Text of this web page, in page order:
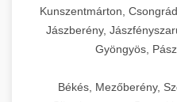
Kunszentmárton,
Jászberény,
Gyöngyös,
Békés, Mezőberény,